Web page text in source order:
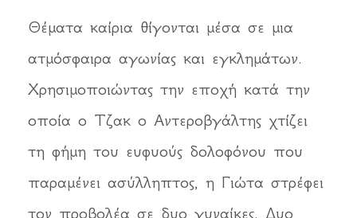
Θέματα καίρια θίγονται μέσα σε μια
ατμόσφαιρα αγωνίας και εγκλημάτων.
Χρησιμοποιώντας την εποχή κατά την
οποία ο Τζακ ο Αντεροβγάλτης χτίζει
τη φήμη του ευφυούς δολοφόνου που
παραμένει ασύλληπτος, η Γιώτα στρέφει
τον προβολέα σε δυο γυναίκες. Δυο